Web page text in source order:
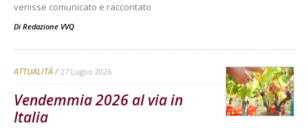
venisse comunicato e raccontato
Di Redazione VVQ
ATTUALITÀ 27 Luglio 2026
Vendemmia 2026 al via in
Italia